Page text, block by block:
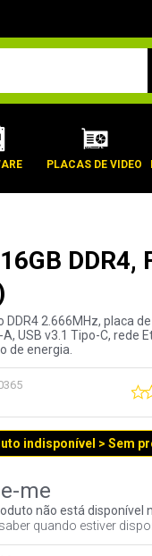
PLACAS DE VIDEO
DDR4,
2.666MHz, placa
USB v3.1 Tipo-C,
de energia.
indisponível > Sem
não está disponível
quando estiver